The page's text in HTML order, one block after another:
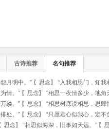
古诗推荐 名句推荐
月明中。” 〖 思念〗 “入我相思门，知我
情。” 〖 思念〗 “相思一夜情多少，地角
缕。” 〖 思念〗 “相思树底说相思，思郎
处。” 〖 思念〗 “只愿君心似我心，定不
〖 思念〗 “相思似海深，旧事如天远。” 〖